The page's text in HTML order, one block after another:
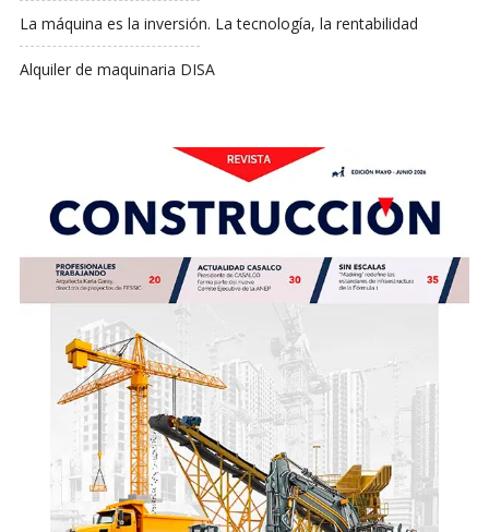
La máquina es la inversión. La tecnología, la rentabilidad
Alquiler de maquinaria DISA